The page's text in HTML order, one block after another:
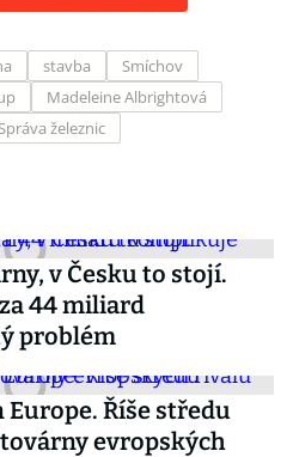
stavba
Smíchov
Madeleine Albrightová
Správa železnic
v Česku to stojí.
44 miliard
problém
Europe. Říše středu
evropských